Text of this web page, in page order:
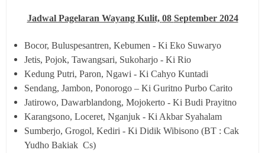
Jadwal Pagelaran Wayang Kulit, 08 September 2024
Bocor, Buluspesantren, Kebumen - Ki Eko Suwaryo
Jetis, Pojok, Tawangsari, Sukoharjo - Ki Rio
Kedung Putri, Paron, Ngawi - Ki Cahyo Kuntadi
Sendang, Jambon, Ponorogo – Ki Guritno Purbo Carito
Jatirowo, Dawarblandong, Mojokerto - Ki Budi Prayitno
Karangsono, Loceret, Nganjuk - Ki Akbar Syahalam
Sumberjo, Grogol, Kediri - Ki Didik Wibisono (BT : Cak
Yudho Bakiak Cs)